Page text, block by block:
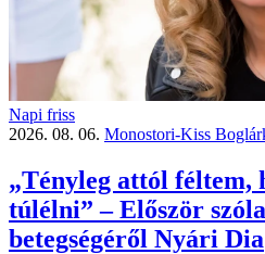
Napi friss
2026. 08. 06. Monostori-Kiss
„Tényleg attól féltem,
túlélni” – Először
betegségéről Nyári Dia